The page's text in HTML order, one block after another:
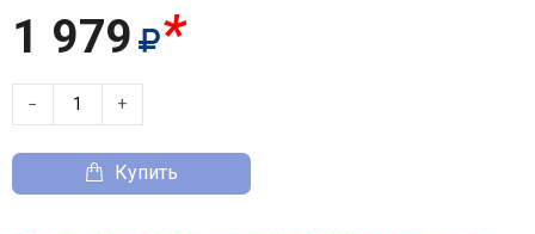
1 979 *
− +
Купить